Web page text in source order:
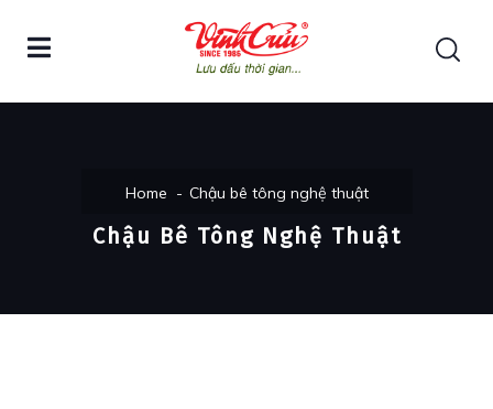
Home Chậu bê tông nghệ thuật
Chậu Bê Tông Nghệ Thuật